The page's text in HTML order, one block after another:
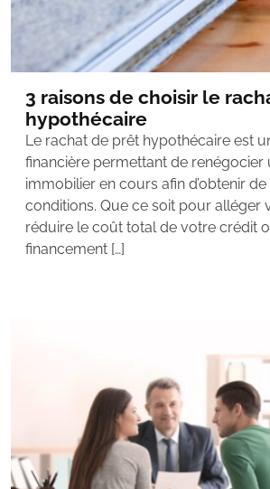
3 raisons de choisir le
hypothécaire
Le rachat de prêt hypothécaire est
financière permettant de renégocier
immobilier en cours afin d’obtenir
conditions. Que ce soit pour alléger
réduire le coût total de votre crédit
financement […]